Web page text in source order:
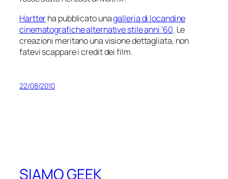
Hartterha pubblicato unagalleria di locandine
cinematografiche alternative stile anni ’60. Le
creazioni meritano una visione dettagliata, non
fatevi scappare icreditdei film.
22/08/2010
SIAMO GEEK